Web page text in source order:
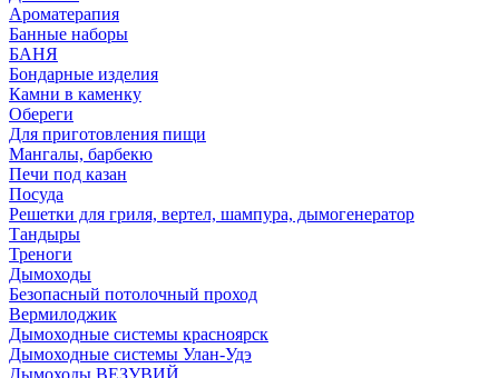
Ароматерапия
Банные наборы
БАНЯ
Бондарные изделия
Камни в каменку
Обереги
Для приготовления пищи
Мангалы, барбекю
Печи под казан
Посуда
Решетки для гриля, вертел, шампура, дымогенератор
Тандыры
Треноги
Дымоходы
Безопасный потолочный проход
Вермилоджик
Дымоходные системы красноярск
Дымоходные системы Улан-Удэ
Дымоходы ВЕЗУВИЙ